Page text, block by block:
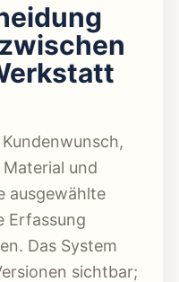
und
ausgewählte
Erfassung
Das System
sichtbar;